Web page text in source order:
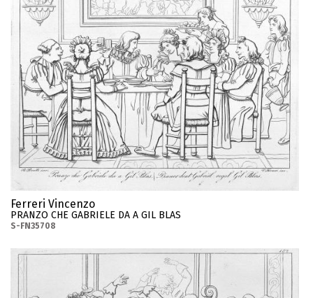
Ferreri Vincenzo
PRANZO CHE GABRIELE DA A GIL BLAS
S-FN35708